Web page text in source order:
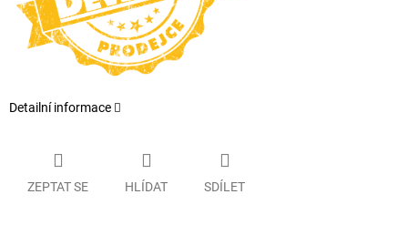
Detailní informace
ZEPTAT SE HLÍDAT SDÍLET